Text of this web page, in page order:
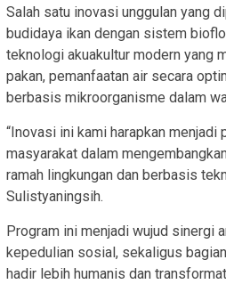
Salah satu inovasi unggulan yang
budidaya ikan dengan sistem
teknologi akuakultur modern yang
pakan, pemanfaatan air secara
berbasis mikroorganisme dalam
“Inovasi ini kami harapkan menjadi
masyarakat dalam
ramah lingkungan dan berbasis
Sulistyaningsih.
Program ini menjadi wujud sinergi
kepedulian sosial, sekaligus
hadir lebih humanis dan